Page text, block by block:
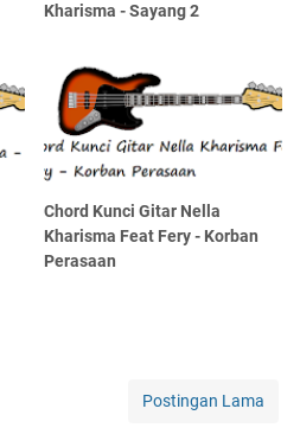
Kharisma - Sayang 2
Chord Kunci Gitar Nella
Kharisma Feat Fery - Korban
Perasaan
Postingan Lama